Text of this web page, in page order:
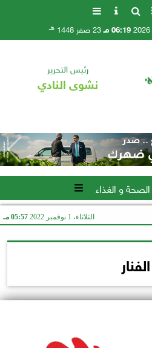
06:19 مـ 23 صفر 1448 هـ
رئيس التحرير
نشوى النادي
الصحة و الغذاء
الثلاثاء، 1 نوفمبر 2022 05:57 مـ
الفنار